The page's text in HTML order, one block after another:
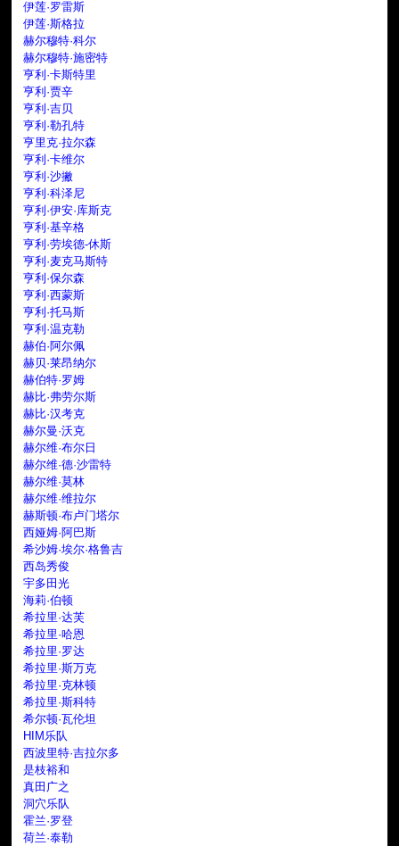
伊莲·罗雷斯
伊莲·斯格拉
赫尔穆特·科尔
赫尔穆特·施密特
亨利·卡斯特里
亨利·贾辛
亨利·吉贝
亨利·勒孔特
亨里克·拉尔森
亨利·卡维尔
亨利·沙撇
亨利·科泽尼
亨利·伊安·库斯克
亨利·基辛格
亨利·劳埃德-休斯
亨利·麦克马斯特
亨利·保尔森
亨利·西蒙斯
亨利·托马斯
亨利·温克勒
赫伯·阿尔佩
赫贝·莱昂纳尔
赫伯特·罗姆
赫比·弗劳尔斯
赫比·汉考克
赫尔曼·沃克
赫尔维·布尔日
赫尔维·德·沙雷特
赫尔维·莫林
赫尔维·维拉尔
赫斯顿·布卢门塔尔
西娅姆·阿巴斯
希沙姆·埃尔·格鲁吉
西岛秀俊
宇多田光
海莉·伯顿
希拉里·达芙
希拉里·哈恩
希拉里·罗达
希拉里·斯万克
希拉里·克林顿
希拉里·斯科特
希尔顿·瓦伦坦
HIM乐队
西波里特·吉拉尔多
是枝裕和
真田广之
洞穴乐队
霍兰·罗登
荷兰·泰勒